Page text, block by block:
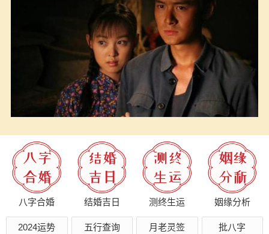
八字合婚 结婚吉日 测终生运 姻缘分析
2024运势 五行查询 月老灵签 批八字